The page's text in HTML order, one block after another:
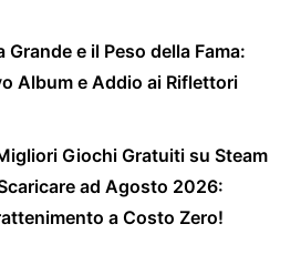
Grande e il Peso della Fama:
Album e Addio ai Riflettori
Giochi Gratuiti su Steam
ad Agosto 2026:
a Costo Zero!